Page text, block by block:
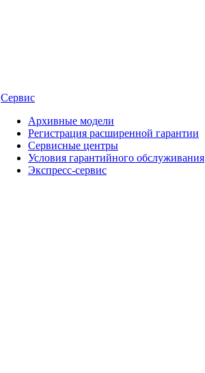
Сервис
Архивные модели
Регистрация расширенной гарантии
Сервисные центры
Условия гарантийного обслуживания
Экспресс-сервис